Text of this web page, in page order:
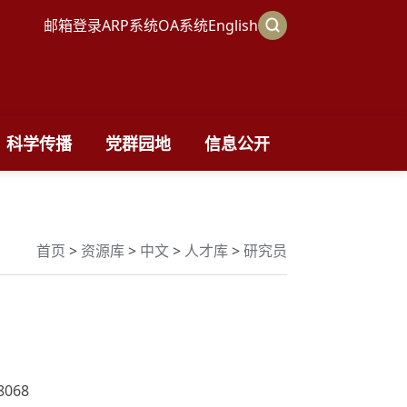
邮箱登录ARP系统OA系统English
科学传播 党群园地 信息公开
首页 > 资源库> 中文> 人才库>研究员